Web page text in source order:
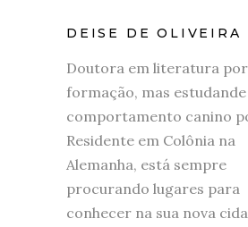
DEISE DE OLIVEIRA
Doutora em literatura por
formação, mas
comportamento canino
Residente em Colônia na
Alemanha, está sempre
procurando lugares para
conhecer na sua nova